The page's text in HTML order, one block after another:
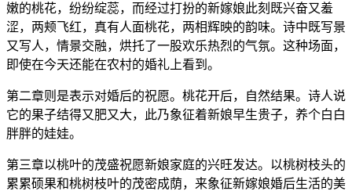
嫩的桃花，纷纷绽蕊，而经过打扮的新嫁娘此刻既兴奋又羞
涩，两颊飞红，真有人面桃花，两相辉映的韵味。诗中既写景
又写人，情景交融，烘托了一股欢乐热烈的气氛。这种场面，
即使在今天还能在农村的婚礼上看到。
第二章则是表示对婚后的祝愿。桃花开后，自然结果。诗人说
它的果子结得又肥又大，此乃象征着新娘早生贵子，养个白白
胖胖的娃娃。
第三章以桃叶的茂盛祝愿新娘家庭的兴旺发达。以桃树枝头的
累累硕果和桃树枝叶的茂密成荫，来象征新嫁娘婚后生活的美